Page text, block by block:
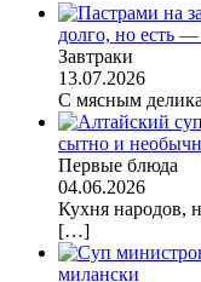
долго, но есть
Завтраки
13.07.2026
С мясным
сытно и
Первые блюда
04.06.2026
Кухня народов,
[…]
милански